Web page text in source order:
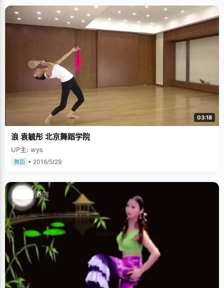
03:18
浪 袁毓彤 北京舞蹈学院
UP主: wys
舞蹈 • 2016/5/29